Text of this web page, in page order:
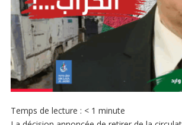
Temps de lecture : < 1 minute